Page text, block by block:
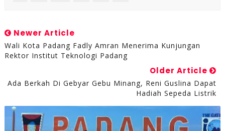
Newer Article
Wali Kota Padang Fadly Amran Menerima Kunjungan
Rektor Institut Teknologi Padang
Older Article
Ada Berkah Di Gebyar Gebu Minang, Reni Guslina Dapat
Hadiah Sepeda Listrik